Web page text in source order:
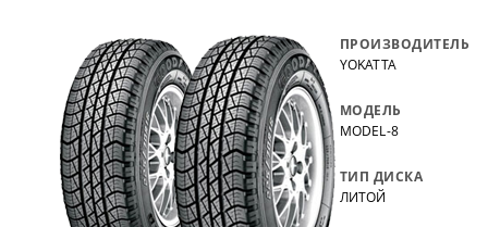
ПРОИЗВОДИТЕЛЬ
YOKATTA
МОДЕЛЬ
MODEL-8
ТИП ДИСКА
ЛИТОЙ